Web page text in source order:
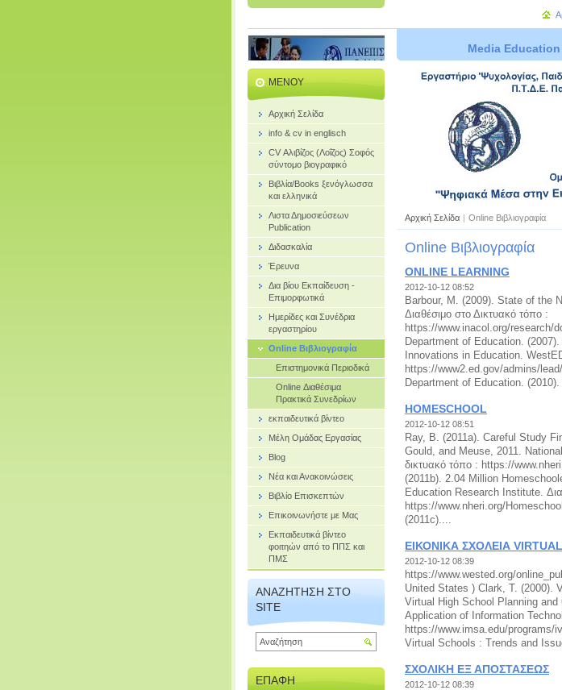
Media
Αρχική Σελίδα | Online Βιβλιογραφία
Online Βιβλιογραφία
ONLINE LEARNING
2012-10-12 08:52
Barbour, M. (2009). State of the
Διαθέσιμο στο Δικτυακό τόπο :
https://www.inacol.org/research/
Department of Education.
Innovations in Education.
https://www2.ed.gov/admins/
Department of Education.
HOMESCHOOL
2012-10-12 08:51
Ray, B. (2011a). Careful Study
Gould, and Meuse, 2011.
δικτυακό τόπο : https://
(2011b). 2.04 Million
Education Research Institute.
https://www.nheri.org/
(2011c)....
ΕΙΚΟΝΙΚΑ ΣΧΟΛΕΙΑ
2012-10-12 08:39
https://www.wested.org/
United States ) Clark, T. (2000).
Virtual High School Planning
Application of Information
https://www.imsa.edu/programs/
Virtual Schools : Trends and
ΣΧΟΛΙΚΗ ΕΞ ΑΠΟΣΤΑΣΕΩΣ
2012-10-12 08:39
ΜΕΝΟΎ
Αρχική Σελίδα
info & cv in englisch
CV Αλιβίζος (Λοΐζος) Σοφός
σύντομο βιογραφικό
Bιβλία/Books ξενόγλωσσα
και ελληνικά
Λιστα Δημοσιεύσεων
Publication
Διδασκαλία
Έρευνα
Δια βίου Εκπαίδευση -
Επιμορφωτικά
Ημερίδες και Συνέδρια
εργαστηρίου
Online Βιβλιογραφία
Επιστημονικά Περιοδικά
Online Διαθέσιμα
Πρακτικά Συνεδρίων
εκπαιδευτικά βίντεο
Μέλη Ομάδας Εργασίας
Blog
Νέα και Ανακοινώσεις
Βιβλίο Επισκεπτών
Επικοινωνήστε με Μας
Εκπαιδευτικά βίντεο
φοιτηών από το ΠΠΣ και
ΠΜΣ
ΑΝΑΖΉΤΗΣΗ ΣΤΟ
SITE
ΕΠΑΦΉ